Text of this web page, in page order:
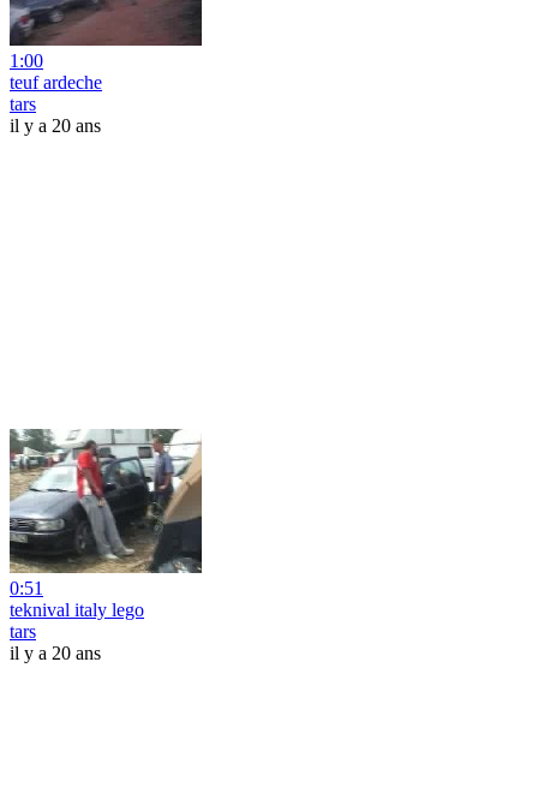
1:00
teuf ardeche
tars
il y a 20 ans
0:51
teknival italy lego
tars
il y a 20 ans